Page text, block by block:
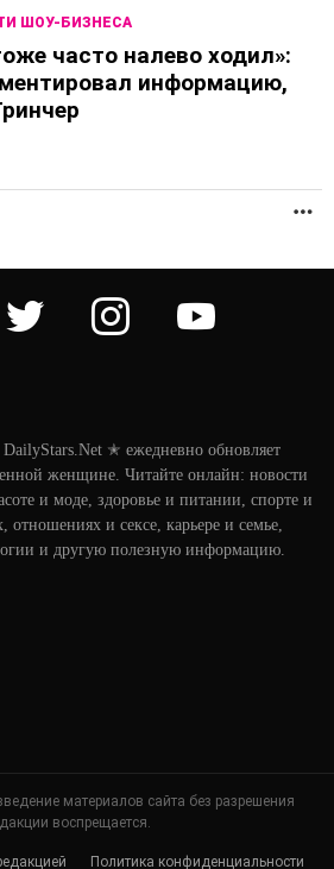
ШОУ-БИЗНЕСА
часто налево ходил»:
информацию,
twitter instagram youtube
✭ ежедневно обновляет
женщине. Читайте онлайн: новости
и моде, здоровье и питании, спорте и
отношениях и сексе, карьере и семье,
и другую полезную информацию.
материалов сайта без разрешения
воспрещается.
Политика конфиденциальности